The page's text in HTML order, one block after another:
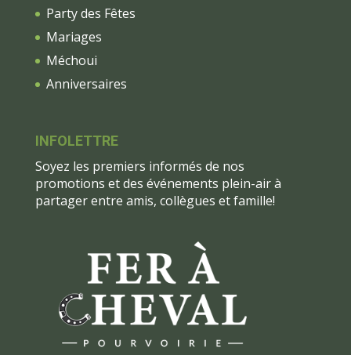
Party des Fêtes
Mariages
Méchoui
Anniversaires
INFOLETTRE
Soyez les premiers informés de nos
promotions et des événements plein-air à
partager entre amis, collègues et famille!